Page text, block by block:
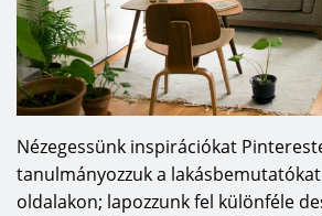
Nézegessünk inspirációkat
tanulmányozzuk a
oldalakon; lapozzunk fel különféle